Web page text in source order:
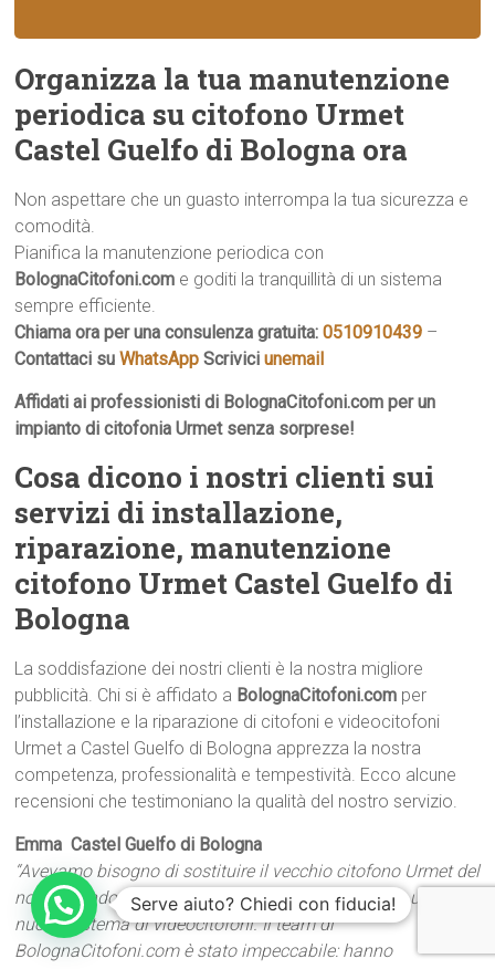
Organizza la tua manutenzione
periodica su citofono Urmet
Castel Guelfo di Bologna ora
Non aspettare che un guasto interrompa la tua sicurezza e
comodità.
Pianifica la manutenzione periodica con
BolognaCitofoni.com e goditi la tranquillità di un sistema
sempre efficiente.
Chiama ora per una consulenza gratuita:0510910439 –
Contattaci suWhatsApp Scriviciunemail
Affidati ai professionisti di BolognaCitofoni.com per un
impianto di citofonia Urmet senza sorprese!
Cosa dicono i nostri clienti sui
servizi di installazione,
riparazione, manutenzione
citofono Urmet Castel Guelfo di
Bologna
La soddisfazione dei nostri clienti è la nostra migliore
pubblicità. Chi si è affidato a BolognaCitofoni.com per
l’installazione e la riparazione di citofoni e videocitofoni
Urmet a Castel Guelfo di Bologna apprezza la nostra
competenza, professionalità e tempestività. Ecco alcune
recensioni che testimoniano la qualità del nostro servizio.
Emma  Castel Guelfo di Bologna
“Avevamo bisogno di sostituire il vecchio citofono Urmet del
nostro condominio a Castel Guelfo di Bologna con un
nuovo sistema di videocitofoni. Il team di
BolognaCitofoni.com è stato impeccabile: hanno
Serve aiuto? Chiedi con fiducia!